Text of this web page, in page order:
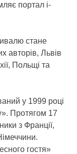
портал i-
стане
авторів, Львів
Польщі та
у 1999 році
Протягом 17
з Франції,
гостя»